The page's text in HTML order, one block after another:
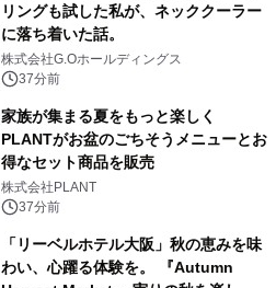
リングも試した私が、ネッククーラー
に落ち着いた話。
株式会社G.Oホールディングス
37分前
家族が集まる夏をもっと楽しく
PLANTがお盆のごちそうメニューとお
得なセット商品を販売
株式会社PLANT
37分前
「リーベルホテル大阪」秋の恵みを味
わい、心躍る体験を。 『Autumn